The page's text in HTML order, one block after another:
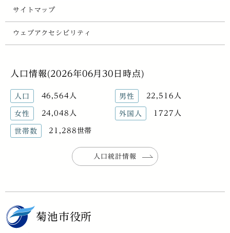
サイトマップ
ウェブアクセシビリティ
人口情報(2026年06月30日時点)
人口 46,564人 男性 22,516人
女性 24,048人 外国人 1727人
世帯数 21,288世帯
人口統計情報
菊池市役所